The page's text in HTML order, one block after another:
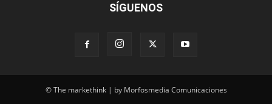
SÍGUENOS
© The markethink | by Morfosmedia Comunicaciones